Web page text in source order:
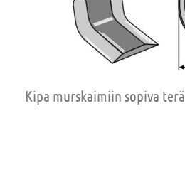
Kipa murskaimiin sopiva terä